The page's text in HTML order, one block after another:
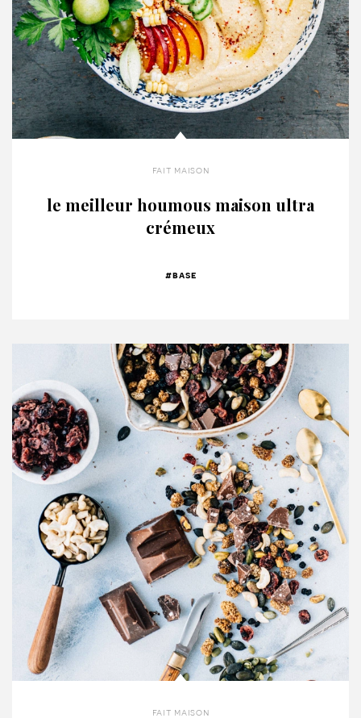
fait maison
le meilleur houmous maison ultra
crémeux
#base
fait maison